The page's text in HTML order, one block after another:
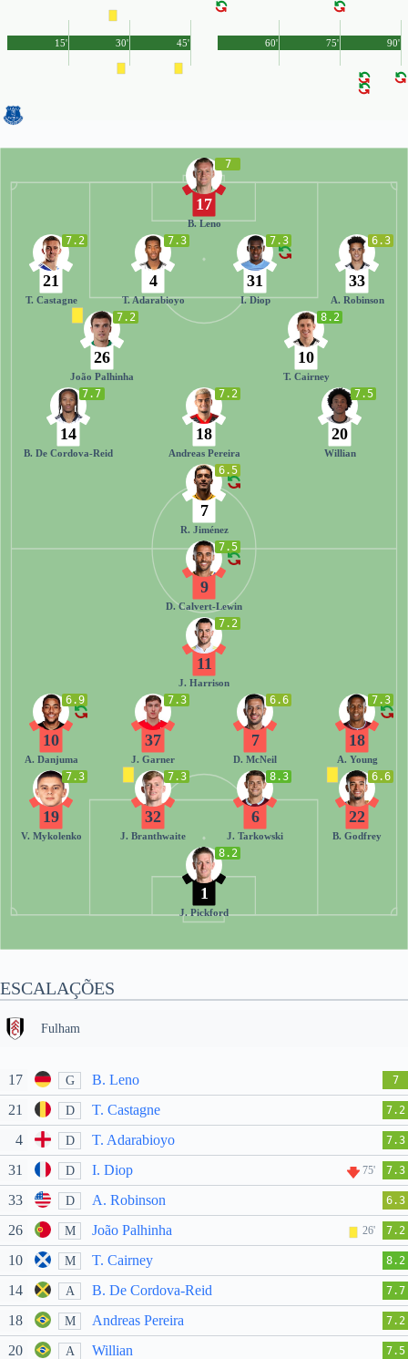
45'
15' 30' 90'
60' 75'
7
17
B. Leno
6.3
33
A. Robinson
7.3
31
I. Diop
7.3
4
T. Adarabioyo
7.2
21
T. Castagne
8.2
10
T. Cairney
7.2
26
João Palhinha
7.5
20
Willian
7.2
18
Andreas Pereira
7.7
14
B. De Cordova-Reid
6.5
7
R. Jiménez
8.2
1
J. Pickford
7.3
19
V. Mykolenko
7.3
32
J. Branthwaite
8.3
6
J. Tarkowski
6.6
22
B. Godfrey
6.9
10
A. Danjuma
7.3
37
J. Garner
6.6
7
D. McNeil
7.3
18
A. Young
7.2
11
J. Harrison
7.5
9
D. Calvert-Lewin
ESCALAÇÕES
Fulham
17 G B. Leno 7
21 D T. Castagne 7.2
4 D T. Adarabioyo 7.3
31 D I. Diop 75' 7.3
33 D A. Robinson 6.3
26 M João Palhinha 26' 7.2
10 M T. Cairney 8.2
14 A B. De Cordova-Reid 7.7
18 M Andreas Pereira 7.2
20 A Willian 7.5